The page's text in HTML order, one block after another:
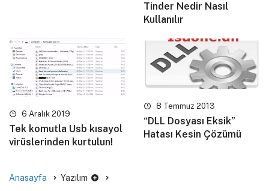
Tinder Nedir Nasıl
Kullanılır
6 Aralık 2019
Tek komutla Usb kısayol
virüslerinden kurtulun!
8 Temmuz 2013
“DLL Dosyası Eksik”
Hatası Kesin Çözümü
Anasayfa Yazılım